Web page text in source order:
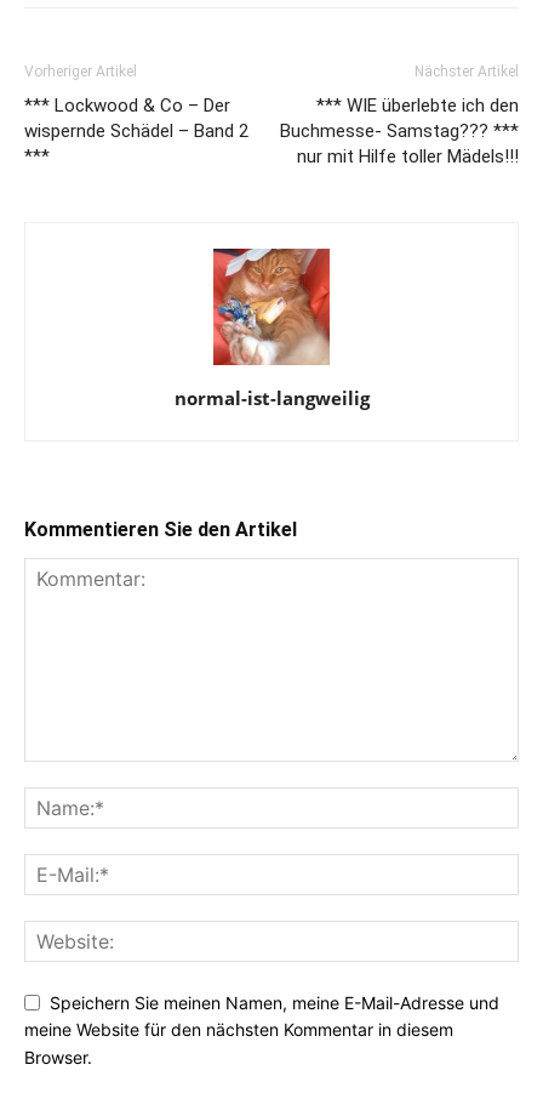
Vorheriger Artikel
*** Lockwood & Co – Der
wispernde Schädel – Band 2
***
Nächster Artikel
*** WIE überlebte ich den
Buchmesse- Samstag??? ***
nur mit Hilfe toller Mädels!!!
normal-ist-langweilig
Kommentieren Sie den Artikel
Speichern Sie meinen Namen, meine E-Mail-Adresse und
meine Website für den nächsten Kommentar in diesem
Browser.